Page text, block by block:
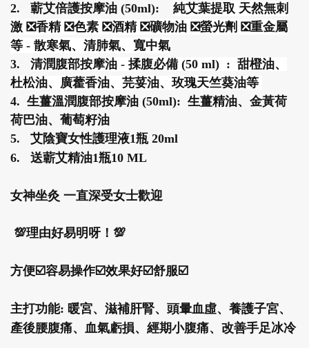
2. 蘄艾倍護按摩油 (50ml): 純艾葉提取 天然無刺
激 ❎香精 ❎色素 ❎酒精 ❎礦物油 ❎螢光劑 ❎重金屬
等 - 散寒氣、清肺氣、寬中氣
3. 清潤腹部按摩油 - 揉腹必備 (50 ml) : 甜橙油、
杜松油、 廣藿香油、 芫荽油、 玫瑰天竺葵油等
4. 生薑溫潤腹部按摩油 (50ml): 生薑精油、 金黃荷
荷巴油、 葡萄籽油
5. 艾陰寶女性護理液1瓶 20ml
6. 送蘄艾精油1瓶10 ML
女神坐灸 一直深受女士歡迎
💯理由好易明呀！💯
方便☑️容易操作☑️效果好☑️舒服☑️
主打功能: 暖宮、滋補肝腎、頭暈血虛、養護子宮、
產後腰腹痛、血氣虧損、經期小腹痛、改善手足冰冷